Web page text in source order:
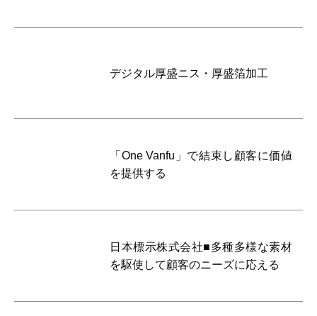
デジタル厚盛ニス・厚盛箔加工
「One Vanfu」で結束し顧客に価値
を提供する
日本標示株式会社■多種多様な素材
を駆使して顧客のニーズに応える